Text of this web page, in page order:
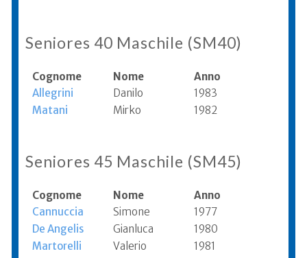
Seniores 40 Maschile (SM40)
Cognome Nome
Anno
Allegrini
Danilo
1983
Matani
Mirko 1982
Seniores 45 Maschile (SM45)
Cognome Nome
Anno
Cannuccia
Simone
1977
De Angelis
Gianluca
1980
Martorelli
Valerio
1981